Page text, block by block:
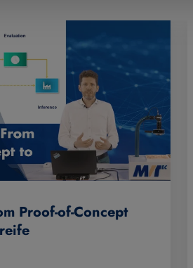
Proof-of-Concept